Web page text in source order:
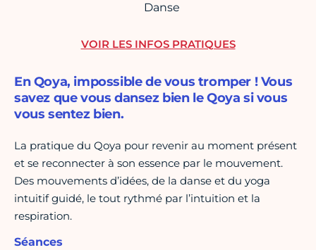
Danse
En Qoya, impossible de vous tromper ! Vous
savez que vous dansez bien le Qoya si vous
vous sentez bien.
La pratique du Qoya pour revenir au moment présent
et se reconnecter à son essence par le mouvement.
Des mouvements d’idées, de la danse et du yoga
intuitif guidé, le tout rythmé par l’intuition et la
respiration.
Séances
VOIR LES INFOS PRATIQUES